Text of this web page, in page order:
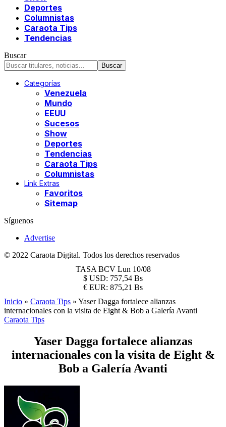
Deportes
Columnistas
Caraota Tips
Tendencias
Buscar
Categorías
Venezuela
Mundo
EEUU
Sucesos
Show
Deportes
Tendencias
Caraota Tips
Columnistas
Link Extras
Favoritos
Sitemap
Síguenos
Advertise
© 2022 Caraota Digital. Todos los derechos reservados
TASA BCV Lun 10/08
$ USD: 757,54 Bs
€ EUR: 875,21 Bs
Inicio » Caraota Tips » Yaser Dagga fortalece alianzas
internacionales con la visita de Eight & Bob a Galería Avanti
Caraota Tips
Yaser Dagga fortalece alianzas
internacionales con la visita de Eight &
Bob a Galería Avanti